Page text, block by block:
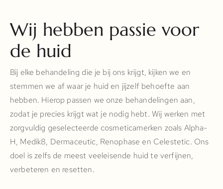
Wij hebben passie voor
de huid
Bij elke behandeling die je bij ons krijgt, kijken we en
stemmen we af waar je huid en jijzelf behoefte aan
hebben. Hierop passen we onze behandelingen aan,
zodat je precies krijgt wat je nodig hebt. Wij werken met
zorgvuldig geselecteerde cosmeticamerken zoals Alpha-
H, Medik8, Dermaceutic, Renophase en Celestetic. Ons
doel is zelfs de meest veeleisende huid te verfijnen,
verbeteren en resetten.